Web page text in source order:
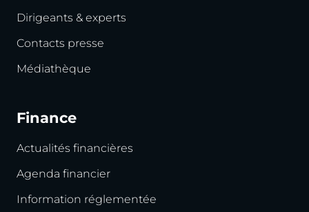
Dirigeants & experts
Contacts presse
Médiathèque
Finance
Actualités financières
Agenda financier
Information réglementée